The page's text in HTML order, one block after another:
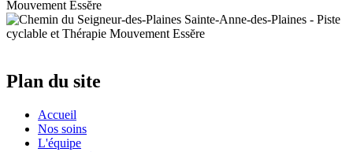
Plan du site
Accueil
Nos soins
L'équipe